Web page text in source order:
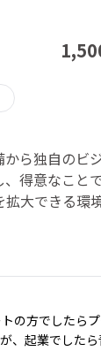
ら独自のビ
得意なこと
大できる環
の方でしたら
、起業でした